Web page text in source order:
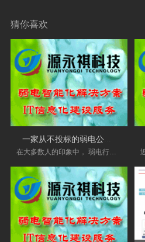
猜你喜欢
在大多数人的印象中， 弱电行业 是一个“投标修